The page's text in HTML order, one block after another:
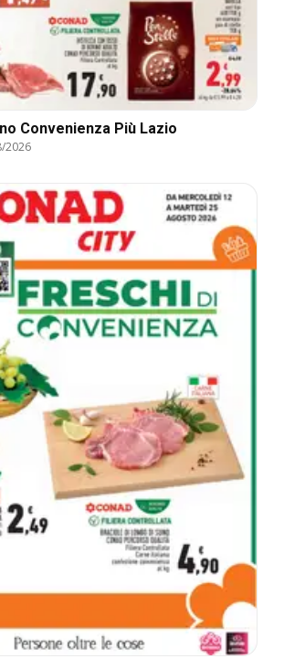
Convenienza Più Lazio
2026